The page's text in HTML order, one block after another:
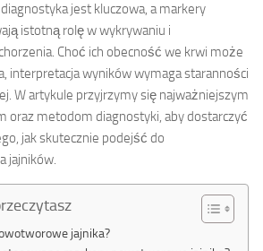
jest kluczowa, a markery
istotną rolę w wykrywaniu i
Choć ich obecność we krwi może
interpretacja wyników wymaga staranności
W artykule przyjrzymy się najważniejszym
oraz metodom diagnostyki, aby dostarczyć
jak skutecznie podejść do
jajników.
jajnika?